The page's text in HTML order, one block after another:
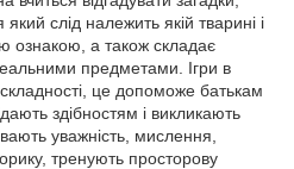
який слід належить якій тварині і
ознакою, а також складає
предметами. Ігри в
це допоможе батькам
здібностям і викликають
уважність, мислення,
тренують просторову